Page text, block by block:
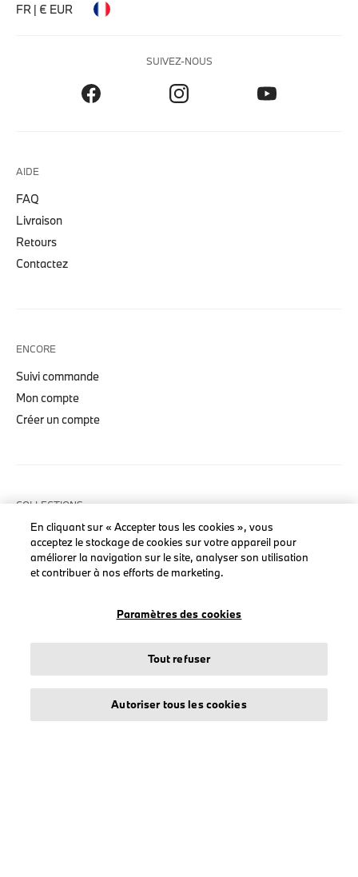
FR | € EUR
SUIVEZ-NOUS
AIDE
FAQ
Livraison
Retours
Contactez
ENCORE
Suivi commande
Mon compte
Créer un compte
COLLECTIONS
Homme
Femme
Casquettes
BMW Motorsport
LEGAL
En cliquant sur « Accepter tous les cookies », vous
acceptez le stockage de cookies sur votre appareil pour
améliorer la navigation sur le site, analyser son utilisation
et contribuer à nos efforts de marketing.
Paramètres des cookies
Tout refuser
Autoriser tous les cookies